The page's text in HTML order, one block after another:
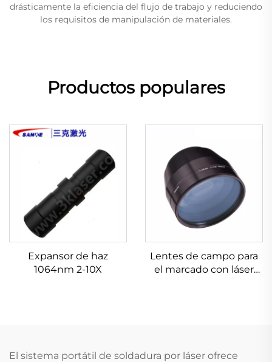
drásticamente la eficiencia del flujo de trabajo y reduciendo
los requisitos de manipulación de materiales.
Productos populares
Expansor de haz
1064nm 2-10X
Lentes de campo para
el marcado con láser
El sistema portátil de soldadura por láser ofrece